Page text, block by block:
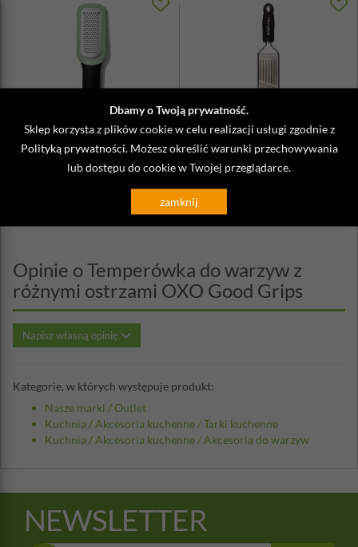
Dbamy o Twoją prywatność.
Sklep korzysta z plików cookie w celu realizacji usługi zgodnie z
Polityką prywatności . Możesz określić warunki przechowywania
lub dostępu do cookie w Twojej przeglądarce.
zamknij
krojonego warzywa. Urządzenie zajmuje niewiele miejsca w kuchni,
może być zawsze pod ręką. Trzy ostrza tworzą całość - nie trzeba
ich oddzielnie przechowywać. Produkt jest bardzo estetyczny i
łatwy w przechowywaniu. Rozmiar temperówki sprawia, że łatwo i
pewnie trzyma sie ją w dłoni. Prosty sposób rozkładania urządzenia
sprawia, że całość łatwo i dokładnie można umyć. Dzięki
temperówce w sposób szybki i bezproblemowy można
przygotować wiele różnorodnych dań czy przystawek.
Materiał: tworzywo sztuczne wolne od BPA, stal nierdzewna
Wysokość: 13,2 cm
Tarka do czosnku, imbiru, chrzanu,
kurkumy OXO Good Grips
62,00 zł
Tarka kuchenna tnąca na plasterki
Gourmet Slicer Microplane
139,95 zł
Opinie o Temperówka do warzyw z
różnymi ostrzami OXO Good Grips
Napisz własną opinię
Kategorie, w których występuje produkt:
Nasze marki /Outlet
Kuchnia /Akcesoria kuchenne /Tarki kuchenne
Kuchnia /Akcesoria kuchenne /Akcesoria do warzyw
NEWSLETTER